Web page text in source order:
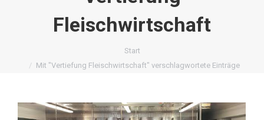
Fleischwirtschaft
Start
Mit "Vertiefung Fleischwirtschaft" verschlagwortete Einträge